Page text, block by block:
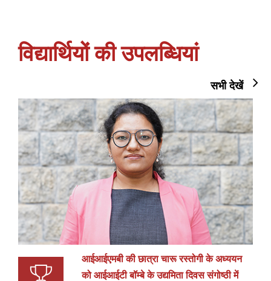
विद्यार्थियों की उपलब्धियां
सभी देखें
आईआईएमबी की छात्रा चारू रस्तोगी के अध्ययन
को आईआईटी बॉम्बे के उद्यमिता दिवस संगोष्ठी में